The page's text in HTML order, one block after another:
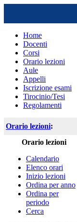
Home
Docenti
Corsi
Orario lezioni
Aule
Appelli
Iscrizione esami
Tirocinio/Tesi
Regolamenti
Orario lezioni:
Orario lezioni
Calendario
Elenco orari
Inizio lezioni
Ordina per anno
Ordina per
periodo
Cerca